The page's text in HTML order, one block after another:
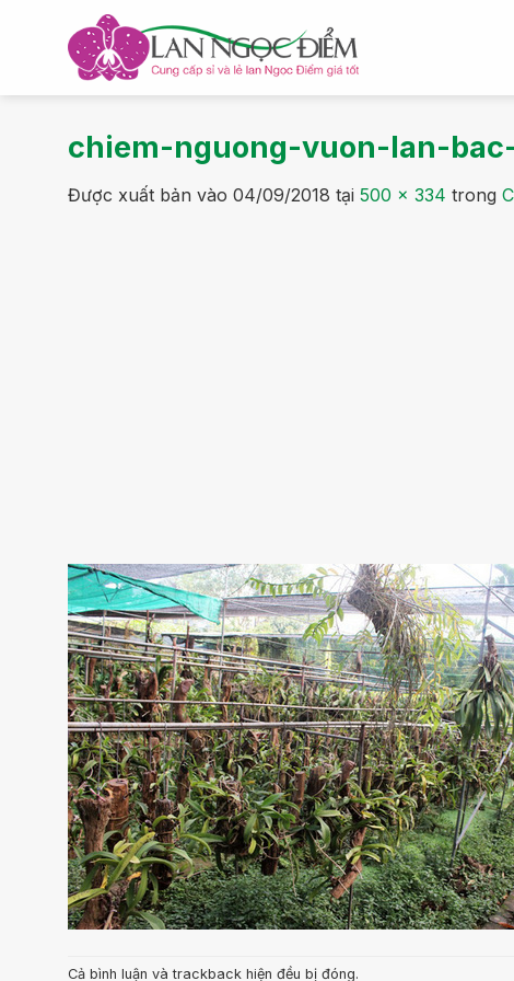
dung
chiem-nguong-vuon-lan-
Được xuất bản vào 04/09/2018 tại 500 × 334 trong
Cả bình luận và trackback hiện đều bị đóng.